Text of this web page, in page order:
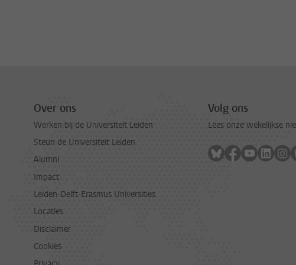
Over ons
Werken bij de Universiteit Leiden
Steun de Universiteit Leiden
Alumni
Impact
Leiden-Delft-Erasmus Universities
Locaties
Disclaimer
Cookies
Volg ons
Lees onze wekelijkse
Volg ons op
Volg ons op
Volg ons
Volg